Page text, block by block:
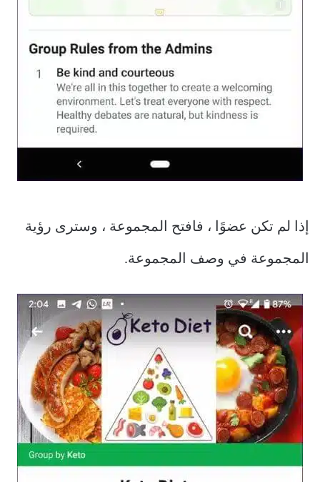
إذا لم تكن عضوًا ، فافتح المجموعة ، وسترى رؤية
المجموعة في وصف المجموعة.